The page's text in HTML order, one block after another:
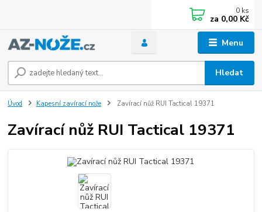
Menu
Hledat
0 ks
za 0,00 Kč
Úvod Kapesní zavírací nože Zavírací nůž RUI Tactical 19371
Zavírací nůž RUI Tactical 19371